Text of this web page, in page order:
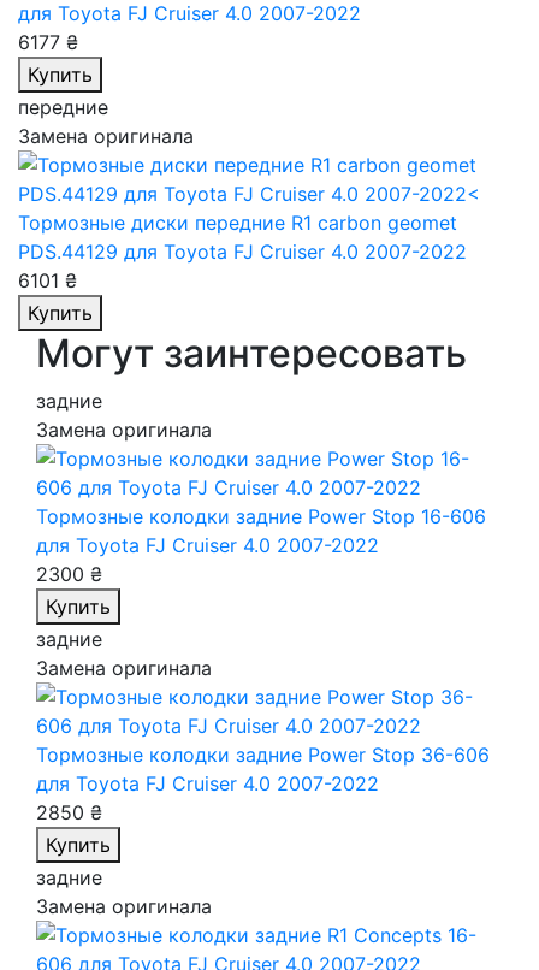
для Toyota FJ Cruiser 4.0 2007-2022
6177 ₴
Купить
передние
Замена оригинала
Тормозные диски передние R1 carbon geomet
PDS.44129 для Toyota FJ Cruiser 4.0 2007-2022
6101 ₴
Купить
Могут заинтересовать
задние
Замена оригинала
Тормозные колодки задние Power Stop 16-606
для Toyota FJ Cruiser 4.0 2007-2022
2300 ₴
Купить
задние
Замена оригинала
Тормозные колодки задние Power Stop 36-606
для Toyota FJ Cruiser 4.0 2007-2022
2850 ₴
Купить
задние
Замена оригинала